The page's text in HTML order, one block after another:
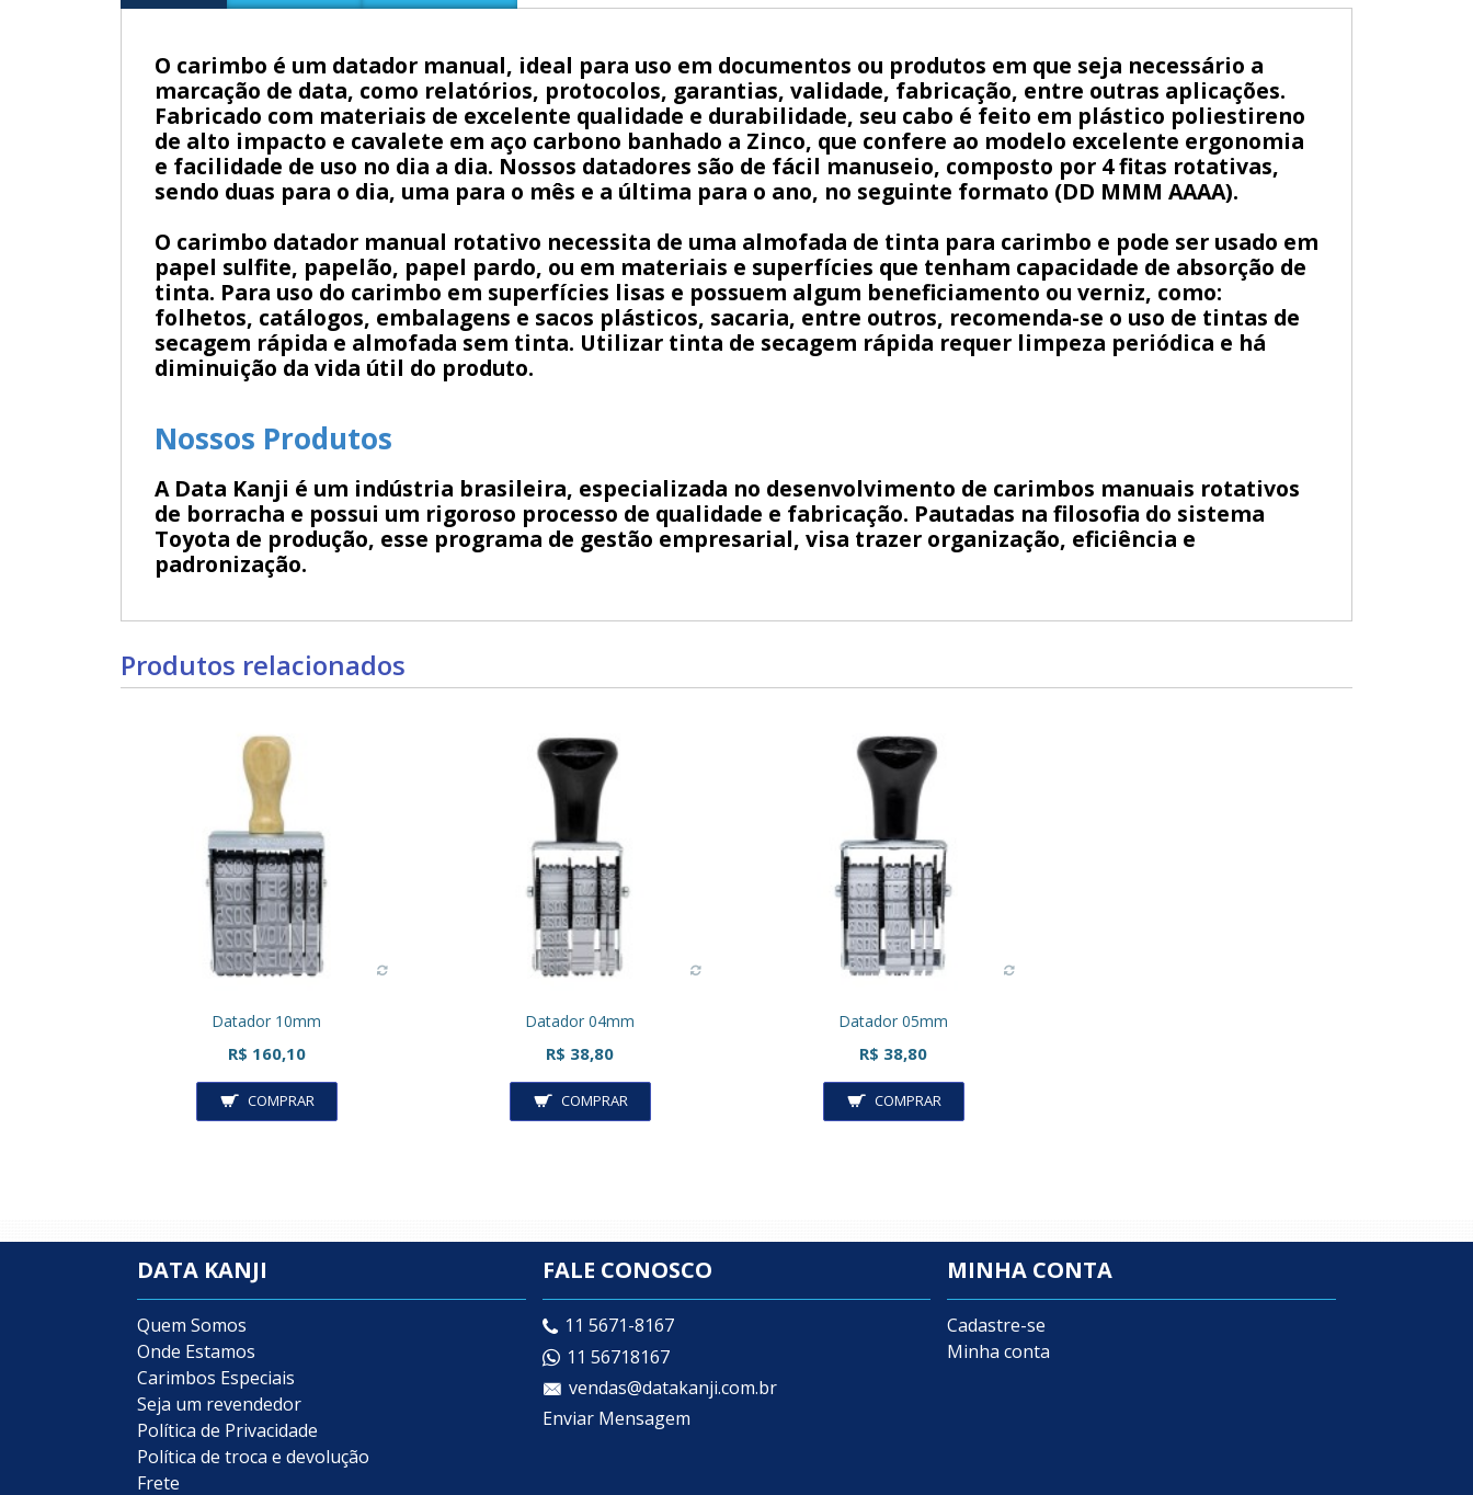
O carimbo é um datador manual, ideal para uso em documentos ou produtos em que seja necessário a
marcação de data, como relatórios, protocolos, garantias, validade, fabricação, entre outras aplicações.
Fabricado com materiais de excelente qualidade e durabilidade, seu cabo é feito em plástico poliestireno
de alto impacto e cavalete em aço carbono banhado a Zinco, que confere ao modelo excelente ergonomia
e facilidade de uso no dia a dia. Nossos datadores são de fácil manuseio, composto por 4 fitas rotativas,
sendo duas para o dia, uma para o mês e a última para o ano, no seguinte formato (DD MMM AAAA).
O carimbo datador manual rotativo necessita de uma almofada de tinta para carimbo e pode ser usado em
papel sulfite, papelão, papel pardo, ou em materiais e superfícies que tenham capacidade de absorção de
tinta. Para uso do carimbo em superfícies lisas e possuem algum beneficiamento ou verniz, como:
folhetos, catálogos, embalagens e sacos plásticos, sacaria, entre outros, recomenda-se o uso de tintas de
secagem rápida e almofada sem tinta. Utilizar tinta de secagem rápida requer limpeza periódica e há
diminuição da vida útil do produto.
Nossos Produtos
A Data Kanji é um indústria brasileira, especializada no desenvolvimento de carimbos manuais rotativos
de borracha e possui um rigoroso processo de qualidade e fabricação. Pautadas na filosofia do sistema
Toyota de produção, esse programa de gestão empresarial, visa trazer organização, eficiência e
padronização.
Produtos relacionados
Datador 10mm
R$ 160,10
COMPRAR
Datador 04mm
R$ 38,80
COMPRAR
Datador 05mm
R$ 38,80
COMPRAR
DATA KANJI
Quem Somos
Onde Estamos
Carimbos Especiais
Seja um revendedor
Política de Privacidade
Política de troca e devolução
Frete
FALE CONOSCO
11 5671-8167
11 56718167
vendas@datakanji.com.br
Enviar Mensagem
MINHA CONTA
Cadastre-se
Minha conta